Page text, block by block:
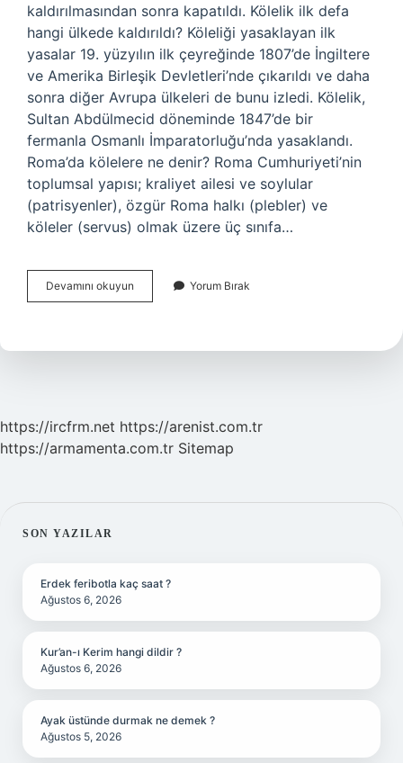
kaldırılmasından sonra kapatıldı. Kölelik ilk defa
hangi ülkede kaldırıldı? Köleliği yasaklayan ilk
yasalar 19. yüzyılın ilk çeyreğinde 1807’de İngiltere
ve Amerika Birleşik Devletleri’nde çıkarıldı ve daha
sonra diğer Avrupa ülkeleri de bunu izledi. Kölelik,
Sultan Abdülmecid döneminde 1847’de bir
fermanla Osmanlı İmparatorluğu’nda yasaklandı.
Roma’da kölelere ne denir? Roma Cumhuriyeti’nin
toplumsal yapısı; kraliyet ailesi ve soylular
(patrisyenler), özgür Roma halkı (plebler) ve
köleler (servus) olmak üzere üç sınıfa…
Devamını okuyun Romada
Kölelik
Kaldırıldı
Yorum Bırak
https://ircfrm.net https://arenist.com.tr
https://armamenta.com.tr Sitemap
SIDEBAR
SON YAZILAR
Erdek feribotla kaç saat ?
Ağustos 6, 2026
Kur’an-ı Kerim hangi dildir ?
Ağustos 6, 2026
Ayak üstünde durmak ne demek ?
Ağustos 5, 2026